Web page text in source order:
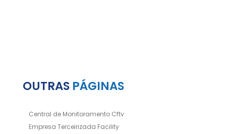
OUTRAS PÁGINAS
Central de Monitoramento Cftv
Empresa Terceirizada Facility